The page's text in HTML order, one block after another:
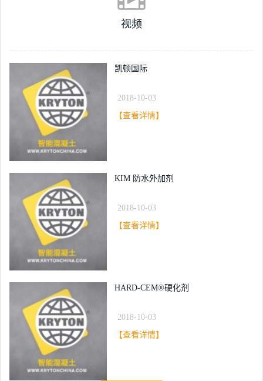
视频
凯顿国际
2018-10-03
【查看详情】
KIM 防水外加剂
2018-10-03
【查看详情】
HARD-CEM®硬化剂
2018-10-03
【查看详情】